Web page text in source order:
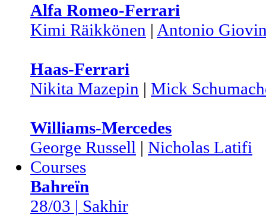
Alfa Romeo-Ferrari
Kimi Räikkönen | Antonio
Haas-Ferrari
Nikita Mazepin | Mick
Williams-Mercedes
George Russell | Nicholas Latifi
Courses
Bahreïn
28/03 | Sakhir